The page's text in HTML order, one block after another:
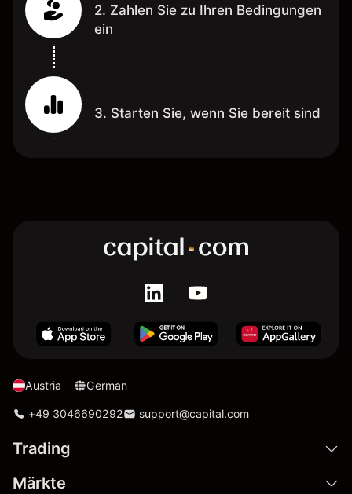
2. Zahlen Sie zu Ihren Bedingungen
ein
3. Starten Sie, wenn Sie bereit sind
Austria German
+49 3046690292 support@capital.com
Trading
Märkte